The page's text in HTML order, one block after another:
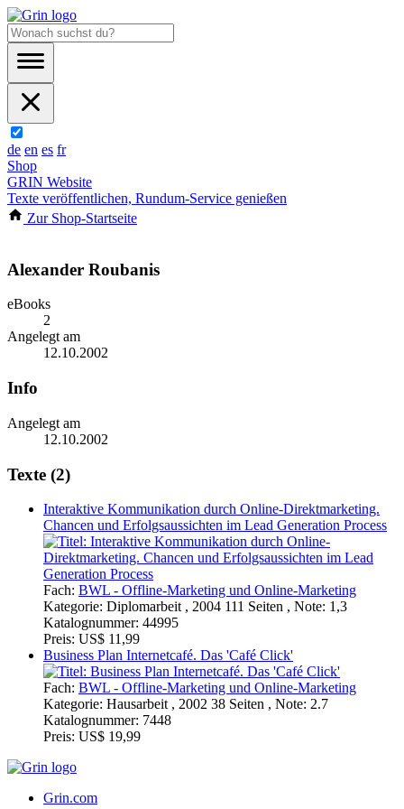
de en es fr
Shop
GRIN Website
Texte veröffentlichen, Rundum-Service genießen
Zur Shop-Startseite
Alexander Roubanis
eBooks
2
Angelegt am
12.10.2002
Info
Angelegt am
12.10.2002
Texte (2)
Interaktive Kommunikation durch Online-Direktmarketing.
Chancen und Erfolgsaussichten im Lead Generation Process
Fach:BWL - Offline-Marketing und Online-Marketing
Kategorie: Diplomarbeit , 2004 111 Seiten , Note: 1,3
Katalognummer:44995
Preis:US$ 11,99
Business Plan Internetcafé. Das 'Café Click'
Fach:BWL - Offline-Marketing und Online-Marketing
Kategorie:Hausarbeit , 2002 38 Seiten , Note: 2.7
Katalognummer:7448
Preis:US$ 19,99
Grin.com
Kontakt